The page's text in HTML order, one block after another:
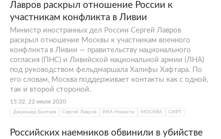
Лавров раскрыл отношение России к
участникам конфликта в Ливии
Министр иностранных дел России Сергей Лавров
раскрыл отношение Москвы к участникам военного
конфликта в Ливии — правительству национального
согласия (ПНС) и Ливийской национальной армии (ЛНА)
под руководством фельдмаршала Халифы Хафтара. По
его словам, Москва поддерживает контакты как с одной,
так и второй стороной.
15:32, 22 июля 2020
Джамшед Болтаев Сергей Лавров РИА Новости МОСКВА СИРТ
Российских наемников обвинили в убийстве